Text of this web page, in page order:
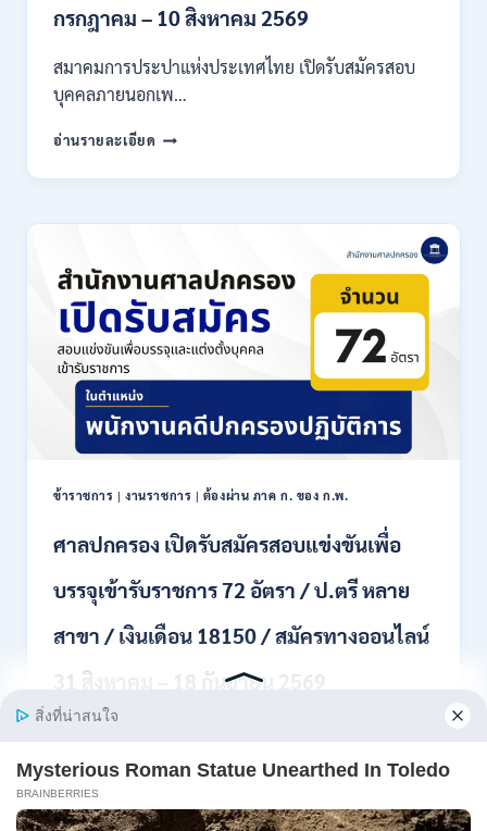
สมัคร
20
กรกฎาคม
–
13
2569
กรกฎาคม – 10 สิงหาคม 2569
สมาคมการประปาแห่งประเทศไทย เปิดรับสมัครสอบ
บุคคลภายนอกเพ…
อ่านรายละเอียด สมาคม
ประปา
ประเทศไทย
สมัคร
งาน
ป.ตรี
หลาย
ไป
/
เงิน
18000
20000
สมัคร
EMAIL
กรกฎาคม
2569
ข้าราชการ |งานราชการ | ต้องผ่าน ภาค ก. ของ ก.พ.
ศาลปกครอง เปิดรับสมัครสอบแข่งขันเพื่อ
บรรจุเข้ารับราชการ 72 อัตรา / ป.ตรี หลาย
สาขา / เงินเดือน 18150 / สมัครทางออนไลน์
31 สิงหาคม – 18 กันยายน 2569
ราชการ…
อ่านรายละเอียด
ปกครอง